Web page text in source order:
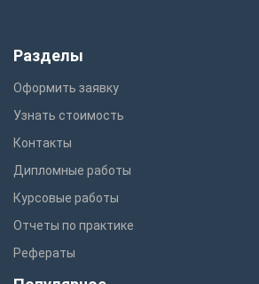
Разделы
Оформить заявку
Узнать стоимость
Контакты
Дипломные работы
Курсовые работы
Отчеты по практике
Рефераты